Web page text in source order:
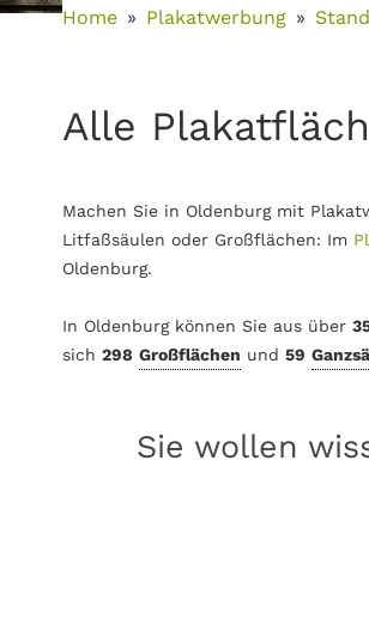
Home Plakatwerbung
Alle
Machen Sie in Oldenburg mit
Litfaßsäulen oder Großflächen: Im
Oldenburg.
In Oldenburg können Sie aus über
sich 298 Großflächen und 59
Sie wollen